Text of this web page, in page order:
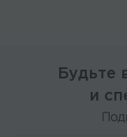
Будьте
и